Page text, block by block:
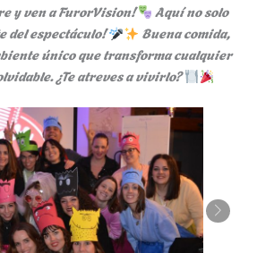
y ven a FurorVision!
Aquí no solo
del espectáculo!
Buena comida,
único que transforma cualquier
¿Te atreves a vivirlo?